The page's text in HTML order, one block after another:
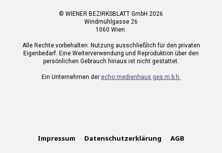
© WIENER BEZIRKSBLATT GmbH 2026
Windmühlgasse 26
1060 Wien.
Alle Rechte vorbehalten. Nutzung ausschließlich für den privaten
Eigenbedarf. Eine Weiterverwendung und Reproduktion über den
persönlichen Gebrauch hinaus ist nicht gestattet.
Ein Unternehmen der echo medienhaus ges.m.b.h.
Impressum Datenschutzerklärung AGB